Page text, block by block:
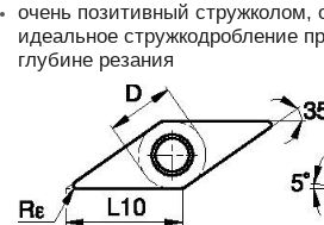
очень позитивный стружколом,
идеальное стружкодробление
глубине резания